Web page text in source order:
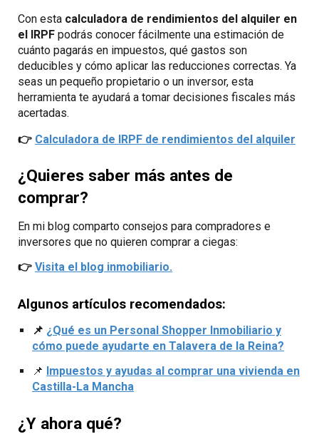
Con esta calculadora de rendimientos del alquiler en
el IRPFpodrás conocer fácilmente una estimación de
cuánto pagarás en impuestos, qué gastos son
deducibles y cómo aplicar las reducciones correctas. Ya
seas un pequeño propietario o un inversor, esta
herramienta te ayudará a tomar decisiones fiscales más
acertadas.
👉 Calculadora de IRPF de rendimientos del alquiler
¿Quieres saber más antes de
comprar?
En mi blog comparto consejos para compradores e
inversores que no quieren comprar a ciegas:
👉Visita el blog inmobiliario.
Algunos artículos recomendados:
📌 ¿Qué es un Personal Shopper Inmobiliario y
cómo puede ayudarte en Talavera de la Reina?
📌 Impuestos y ayudas al comprar una vivienda en
Castilla-La Mancha
¿Y ahora qué?